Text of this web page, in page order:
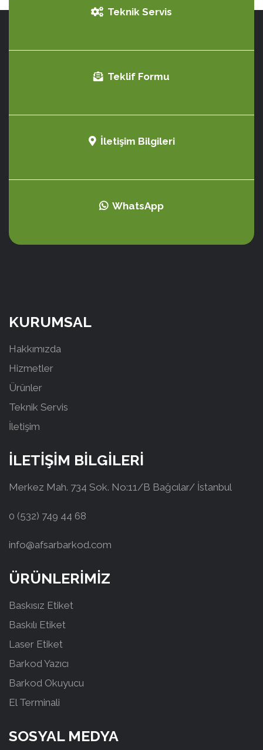
Teknik Servis
Teklif Formu
İletişim Bilgileri
WhatsApp
KURUMSAL
Hakkımızda
Hizmetler
Ürünler
Teknik Servis
İletişim
İLETİŞİM BİLGİLERİ
Merkez Mah. 734 Sok. No:11/B Bağcılar/ İstanbul
0 (532) 749 44 68
info@afsarbarkod.com
ÜRÜNLERİMİZ
Baskısız Etiket
Baskılı Etiket
Laser Etiket
Barkod Yazıcı
Barkod Okuyucu
El Terminali
SOSYAL MEDYA